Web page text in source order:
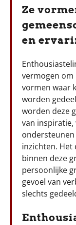
Ze
en
vermogen om
vormen waar
worden
worden deze
van inspiratie,
inzichten. Het
binnen deze
persoonlijke
gevoel van
slechts